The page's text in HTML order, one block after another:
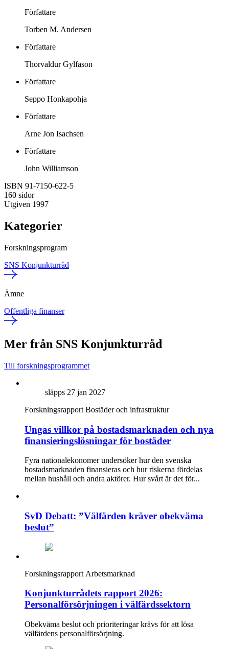
Författare
Torben M. Andersen
Författare
Thorvaldur Gylfason
Författare
Seppo Honkapohja
Författare
Arne Jon Isachsen
Författare
John Williamson
ISBN 91-7150-622-5
160 sidor
Utgiven 1997
Kategorier
Forskningsprogram
SNS Konjunkturråd
Ämne
Offentliga finanser
Mer från SNS Konjunkturråd
Till forskningsprogrammet
släpps 27 jan 2027
Forskningsrapport Bostäder och infrastruktur
Ungas villkor på bostadsmarknaden och nya
finansieringslösningar för bostäder
Fyra nationalekonomer undersöker hur den svenska
bostadsmarknaden finansieras och hur riskerna fördelas
mellan hushåll och andra aktörer. Hur svårt är det för...
SvD Debatt: ”Välfärden kräver obekväma
beslut”
Forskningsrapport Arbetsmarknad
Konjunkturrådets rapport 2026:
Personalförsörjningen i välfärdssektorn
Obekväma beslut och prioriteringar krävs för att lösa
välfärdens personalförsörjning.